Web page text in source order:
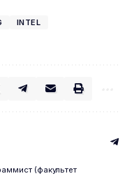
INTEL
(факультет